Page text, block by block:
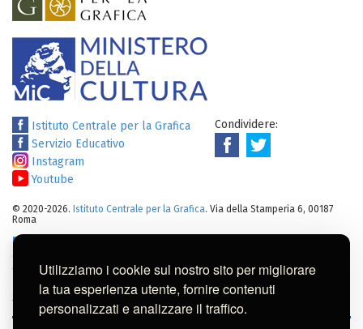
Utilizziamo i cookie sul nostro sito per migliorare
la tua esperienza utente, fornire contenuti
personalizzati e analizzare il traffico.
Istituto Centrale per la Grafica
Servizio Educativo
Instagram
Youtube
Condividere:
© 2020-2026. Istituto Centrale per la Grafica. Via della Stamperia 6, 00187
Roma
Note legali
altro materiale pubblicato su questo sito sono soggetti alle leggi sul
diritto di autore.
Per usi commerciali dei contenuti contattare l'Istituto:
gr@cultura.gov.it